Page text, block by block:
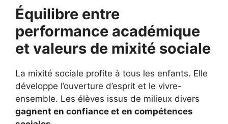
Équilibre entre
performance académique
et valeurs de mixité sociale
La mixité sociale profite à tous les enfants. Elle
développe l’ouverture d’esprit et le vivre-
ensemble. Les élèves issus de milieux divers
gagnent en confiance et en compétences